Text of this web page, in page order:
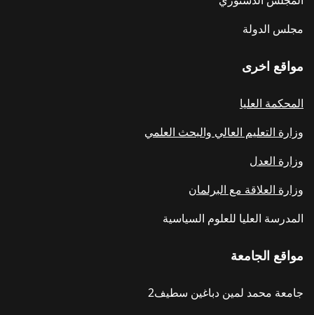
مجلس الدولة
مواقع اخرى
المحكمة العليا
وزارة التعليم العالي والبحث العلمي
وزارة العدل
وزارة العلاقة مع البرلمان
المدرسة العليا للعلوم السياسية
مواقع الجامعة
جامعة محمد لمين دباغين سطيف2